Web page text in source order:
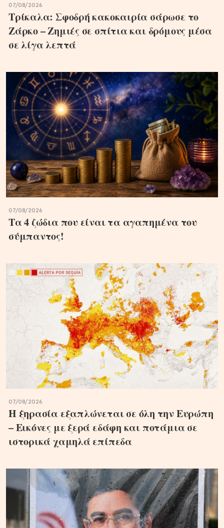
07/08/2026
Τρίκαλα: Σφοδρή κακοκαιρία σάρωσε το
Ζάρκο – Ζημιές σε σπίτια και δρόμους μέσα
σε λίγα λεπτά
07/08/2026
Τα 4 ζώδια που είναι τα αγαπημένα του
σύμπαντος!
07/08/2026
Η ξηρασία εξαπλώνεται σε όλη την Ευρώπη
– Εικόνες με ξερά εδάφη και ποτάμια σε
ιστορικά χαμηλά επίπεδα